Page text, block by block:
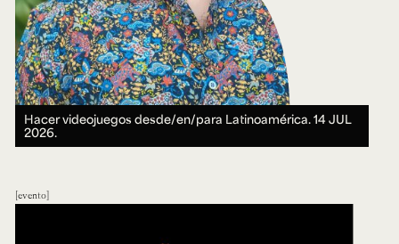
Hacer videojuegos desde/en/para Latinoamérica.14 JUL
2026.
evento